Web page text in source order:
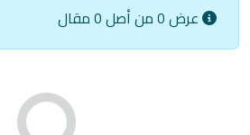
لم نجد أي مقالات